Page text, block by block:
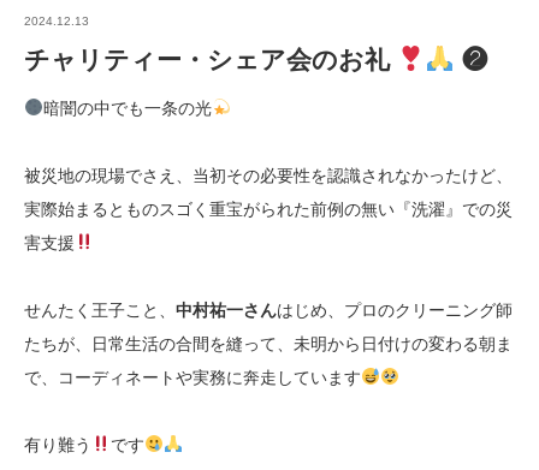
2024.12.13
チャリティー・シェア会のお礼 ❷
暗闇の中でも一条の光
被災地の現場でさえ、当初その必要性を認識されなかったけど、
実際始まるとものスゴく重宝がられた前例の無い『洗濯』での災
害支援
せんたく王子こと、 中村祐一さんはじめ、プロのクリーニング師
たちが、日常生活の合間を縫って、未明から日付けの変わる朝ま
で、コーディネートや実務に奔走しています
有り難う です